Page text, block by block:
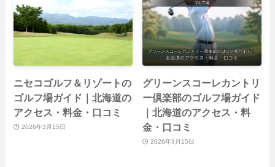
ニセコゴルフ＆リゾートの
ゴルフ場ガイド｜北海道の
アクセス・料金・口コミ
2026年3月15日
グリーンスコーレカントリ
ー倶楽部のゴルフ場ガイド
｜北海道のアクセス・料
金・口コミ
2026年3月15日